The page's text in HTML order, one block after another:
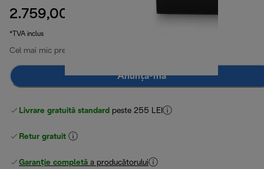
2.759,00 RON 3.699,00 RONpreț inițial 3.699,00
(-25 %)
*TVA inclus
Cel mai mic preț din ultimele 30 de zile
Anunță-mă
Livrare gratuită standard peste 255 LEI
Retur gratuit
Garanție completă a producătorului